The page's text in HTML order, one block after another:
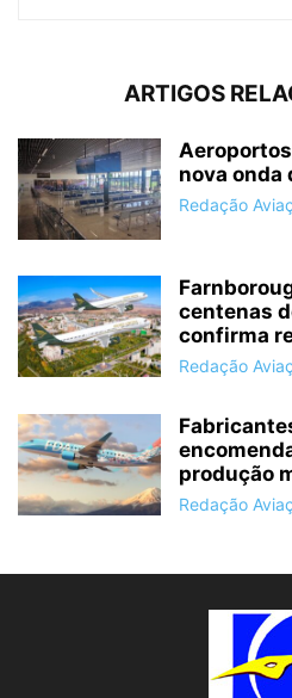
ARTIGOS
nova onda
Redação
centenas
confirma
Redação
produção
Redação